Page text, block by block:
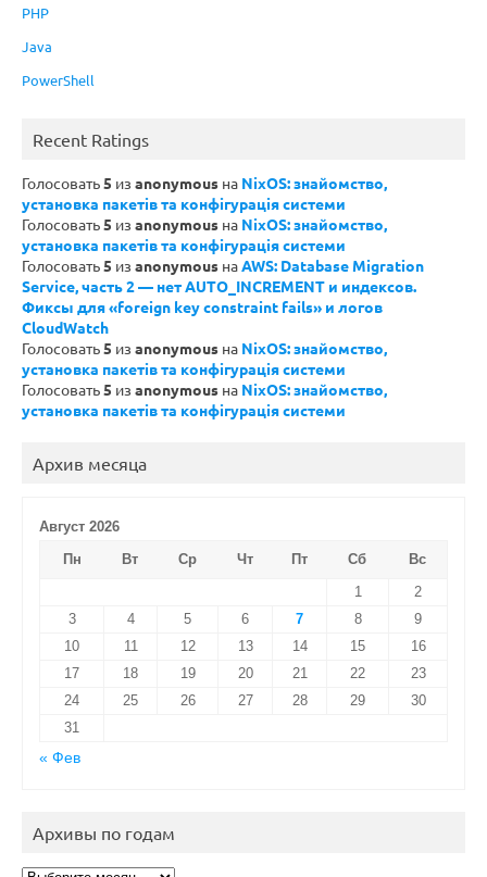
PHP
Java
PowerShell
Recent Ratings
Голосовать5 из anonymous на NixOS: знайомство,
установка пакетів та конфігурація системи
Голосовать5 из anonymous на NixOS: знайомство,
установка пакетів та конфігурація системи
Голосовать5 из anonymous наAWS: Database Migration
Service, часть 2 — нет AUTO_INCREMENT и индексов.
Фиксы для «foreign key constraint fails» и логов
CloudWatch
Голосовать5 из anonymous на NixOS: знайомство,
установка пакетів та конфігурація системи
Голосовать5 из anonymous на NixOS: знайомство,
установка пакетів та конфігурація системи
Архив месяца
Август 2026
Пн
Вт Ср Чт Пт Сб
Вс
1
2
3
4 5 6 7 8
9
10
11 12 13 14 15
16
17
18 19 20 21 22
23
24
25 26 27 28 29
30
31
« Фев
Архивы по годам